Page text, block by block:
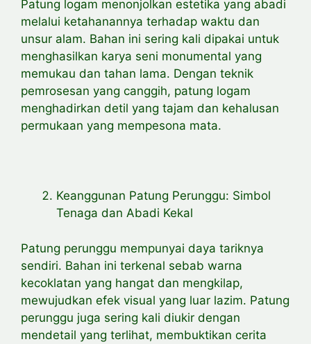
Patung logam menonjolkan estetika yang abadi
melalui ketahanannya terhadap waktu dan
unsur alam. Bahan ini sering kali dipakai untuk
menghasilkan karya seni monumental yang
memukau dan tahan lama. Dengan teknik
pemrosesan yang canggih, patung logam
menghadirkan detil yang tajam dan kehalusan
permukaan yang mempesona mata.
Keanggunan Patung Perunggu: Simbol
Tenaga dan Abadi Kekal
Patung perunggu mempunyai daya tariknya
sendiri. Bahan ini terkenal sebab warna
kecoklatan yang hangat dan mengkilap,
mewujudkan efek visual yang luar lazim. Patung
perunggu juga sering kali diukir dengan
mendetail yang terlihat, membuktikan cerita